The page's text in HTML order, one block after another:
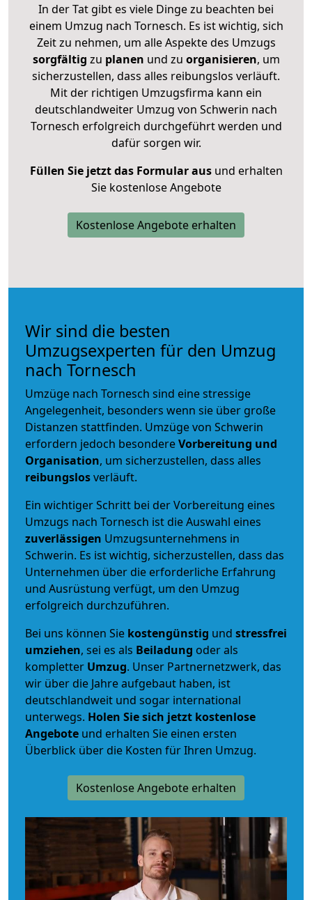
In der Tat gibt es viele Dinge zu beachten bei
einem Umzug nach Tornesch. Es ist wichtig, sich
Zeit zu nehmen, um alle Aspekte des Umzugs
sorgfältig zu planen und zu organisieren, um
sicherzustellen, dass alles reibungslos verläuft.
Mit der richtigen Umzugsfirma kann ein
deutschlandweiter Umzug von Schwerin nach
Tornesch erfolgreich durchgeführt werden und
dafür sorgen wir.
Füllen Sie jetzt das Formular ausund erhalten
Sie kostenlose Angebote
Kostenlose Angebote erhalten
Wir sind die besten
Umzugsexperten für den Umzug
nach Tornesch
Umzüge nach Tornesch sind eine stressige
Angelegenheit, besonders wenn sie über große
Distanzen stattfinden. Umzüge von Schwerin
erfordern jedoch besondereVorbereitung und
Organisation, um sicherzustellen, dass alles
reibungslosverläuft.
Ein wichtiger Schritt bei der Vorbereitung eines
Umzugs nach Tornesch ist die Auswahl eines
zuverlässigen Umzugsunternehmens in
Schwerin. Es ist wichtig, sicherzustellen, dass das
Unternehmen über die erforderliche Erfahrung
und Ausrüstung verfügt, um den Umzug
erfolgreich durchzuführen.
Bei uns können Sie kostengünstig und stressfrei
umziehen, sei es als Beiladung oder als
kompletter Umzug. Unser Partnernetzwerk, das
wir über die Jahre aufgebaut haben, ist
deutschlandweit und sogar international
unterwegs. Holen Sie sich jetzt kostenlose
Angebote und erhalten Sie einen ersten
Überblick über die Kosten für Ihren Umzug.
Kostenlose Angebote erhalten